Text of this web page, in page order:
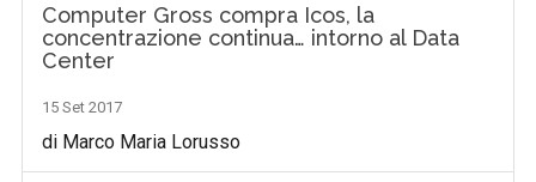
Computer Gross compra Icos, la
concentrazione continua… intorno al Data
Center
15 Set 2017
di Marco Maria Lorusso